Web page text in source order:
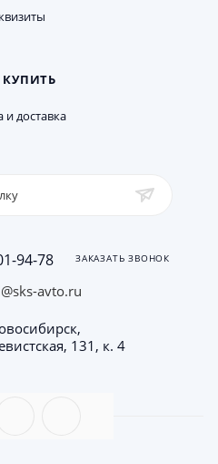
КУПИТЬ
и доставка
94-78 ЗАКАЗАТЬ ЗВОНОК
avto.ru
131, к. 4